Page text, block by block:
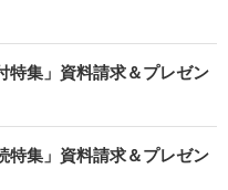
特集」資料請求＆プレゼン
特集」資料請求＆プレゼン